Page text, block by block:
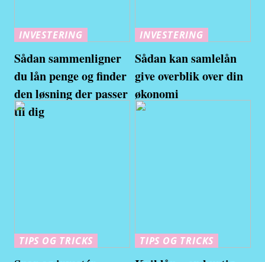
INVESTERING
Sådan sammenligner
du lån penge og finder
den løsning der passer
til dig
INVESTERING
Sådan kan samlelån
give overblik over din
økonomi
TIPS OG TRICKS TIPS OG TRICKS